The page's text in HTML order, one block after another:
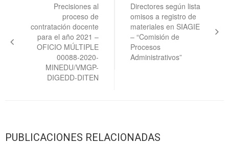
entradas
Precisiones al
proceso de
contratación docente
para el año 2021 –
OFICIO MÚLTIPLE
00088-2020-
MINEDU/VMGP-
DIGEDD-DITEN
Directores según lista
omisos a registro de
materiales en SIAGIE
– “Comisión de
Procesos
Administrativos”
PUBLICACIONES RELACIONADAS